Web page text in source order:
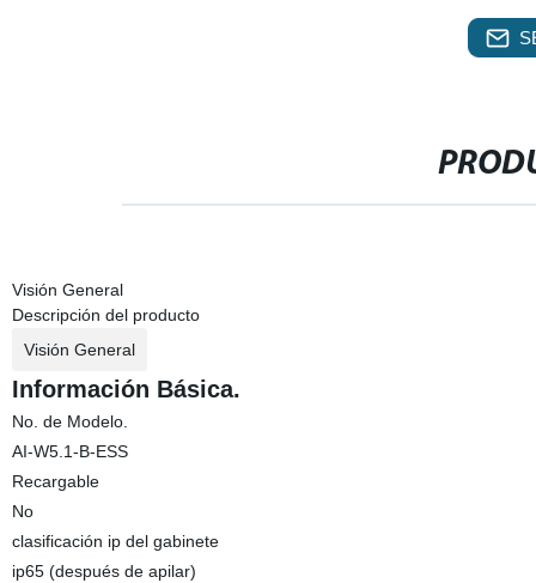
Visión General
Descripción del producto
Visión General
Información Básica.
No. de Modelo.
AI-W5.1-B-ESS
Recargable
No
clasificación ip del gabinete
ip65 (después de apilar)